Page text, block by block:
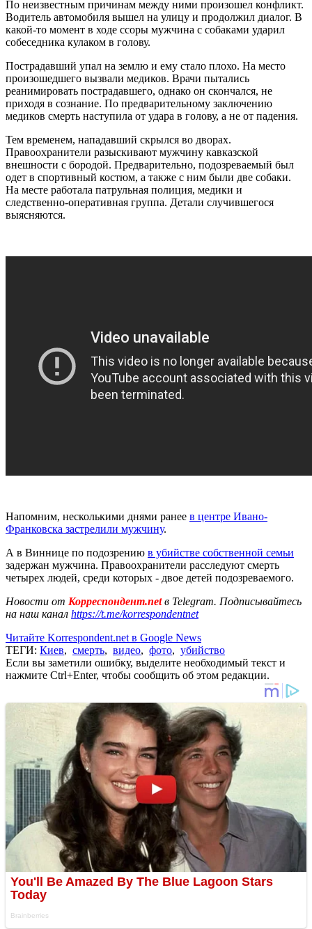
По неизвестным причинам между ними произошел конфликт.
Водитель автомобиля вышел на улицу и продолжил диалог. В
какой-то момент в ходе ссоры мужчина с собаками ударил
собеседника кулаком в голову.
Пострадавший упал на землю и ему стало плохо. На место
произошедшего вызвали медиков. Врачи пытались
реанимировать пострадавшего, однако он скончался, не
приходя в сознание. По предварительному заключению
медиков смерть наступила от удара в голову, а не от падения.
Тем временем, нападавший скрылся во дворах.
Правоохранители разыскивают мужчину кавказской
внешности с бородой. Предварительно, подозреваемый был
одет в спортивный костюм, а также с ним были две собаки.
На месте работала патрульная полиция, медики и
следственно-оперативная группа. Детали случившегося
выясняются.
Напомним, несколькими днями ранее в центре Ивано-
Франковска застрелили мужчину.
А в Виннице по подозрению в убийстве собственной семьи
задержан мужчина. Правоохранители расследуют смерть
четырех людей, среди которых - двое детей подозреваемого.
Новости от Корреспондент.netв Telegram. Подписывайтесь
на наш канал https://t.me/korrespondentnet
Читайте Korrespondent.net в Google News
ТЕГИ: Киев, смерть, видео, фото, убийство
Если вы заметили ошибку, выделите необходимый текст и
нажмите Ctrl+Enter, чтобы сообщить об этом редакции.